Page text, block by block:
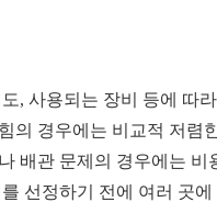
, 사용되는 장비 등에 따
의 경우에는 비교적 저렴
배관 문제의 경우에는 비
선정하기 전에 여러 곳에